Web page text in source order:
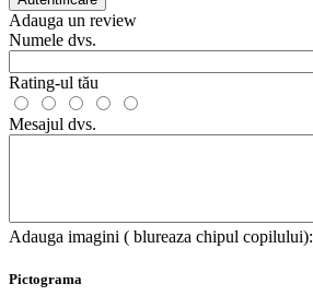
Adauga un review
Numele dvs.
Rating-ul tău
Mesajul dvs.
Adauga imagini ( blureaza chipul copilului):
Pictograma